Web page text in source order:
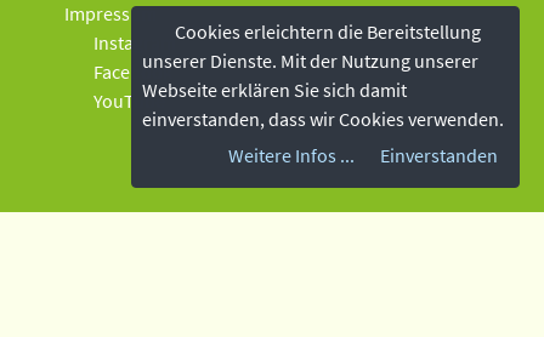
Cookies erleichtern die Bereitstellung
unserer Dienste. Mit der Nutzung unserer
Webseite erklären Sie sich damit
einverstanden, dass wir Cookies verwenden.
Weitere Infos ...
Einverstanden
Impressum
Instagram
Facebook
YouTube